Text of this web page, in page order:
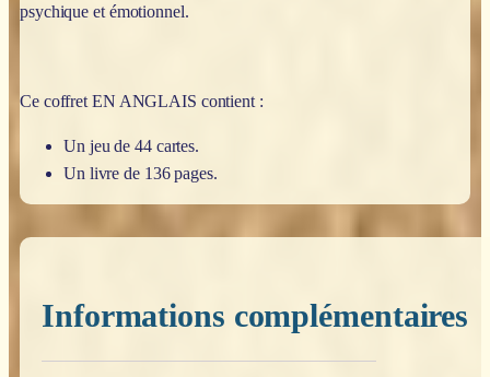
psychique et émotionnel.
Ce coffret EN ANGLAIS contient :
Un jeu de 44 cartes.
Un livre de 136 pages.
Informations complémentaires